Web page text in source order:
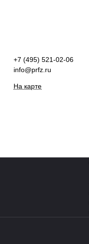
+7 (495) 521-02-06
info@prfz.ru
На карте